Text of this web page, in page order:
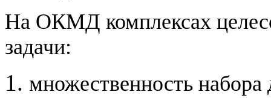
На ОКМД комплексах
задачи:
множественность